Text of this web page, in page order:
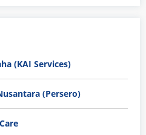
(KAI Services)
(Persero)